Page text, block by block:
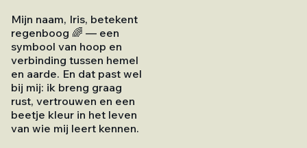
Mijn naam, Iris, betekent
regenboog 🌈 — een
symbool van hoop en
verbinding tussen hemel
en aarde. En dat past wel
bij mij: ik breng graag
rust, vertrouwen en een
beetje kleur in het leven
van wie mij leert kennen.